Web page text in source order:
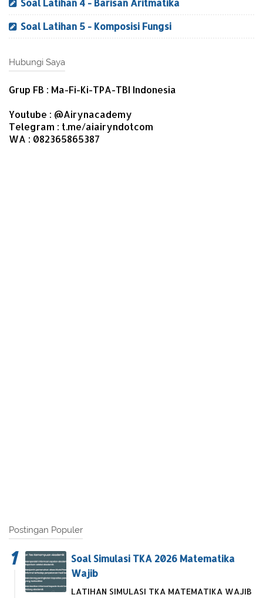
Soal Latihan 4 - Barisan Aritmatika
Soal Latihan 5 - Komposisi Fungsi
Hubungi Saya
Grup FB : Ma-Fi-Ki-TPA-TBI Indonesia
Youtube : @Airynacademy
Telegram : t.me/aiairyndotcom
WA : 082365865387
Postingan Populer
Soal Simulasi TKA 2026 Matematika
Wajib
LATIHAN SIMULASI TKA MATEMATIKA WAJIB